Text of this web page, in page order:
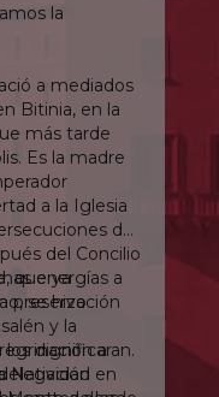
la
a mediados
Bitinia, en la
más tarde
Es la madre
a la Iglesia
de
del Concilio
que ya
se hizo
a
energías a
preservación
y la
dignificaran.
Natividad en